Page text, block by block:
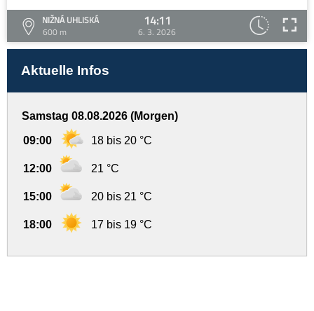
NIŽNÁ UHLISKÁ
600 m
14:11
6. 3. 2026
Aktuelle Infos
Samstag 08.08.2026 (Morgen)
09:00 18 bis 20 °C
12:00 21 °C
15:00 20 bis 21 °C
18:00 17 bis 19 °C